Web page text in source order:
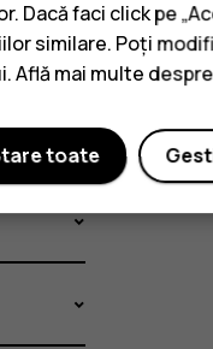
Dacă faci click pe
similare. Poți
Află mai multe
toate